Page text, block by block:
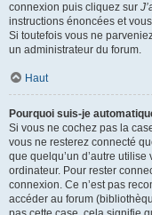
connexion puis cliquez sur
instructions énoncées et
Si toutefois vous ne
un administrateur du forum.
Haut
Pourquoi suis-je
Si vous ne cochez pas la
vous ne resterez connecté
que quelqu’un d’autre
ordinateur. Pour rester
connexion. Ce n’est pas
accéder au forum